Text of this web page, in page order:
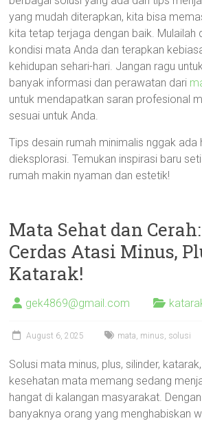
yang mudah diterapkan, kita bisa
kita tetap terjaga dengan baik. Mulailah
kondisi mata Anda dan terapkan
kehidupan sehari-hari. Jangan ragu
banyak informasi dan perawatan dari
untuk mendapatkan saran profesional
sesuai untuk Anda.
Tips desain rumah minimalis nggak ada
dieksplorasi. Temukan inspirasi baru
rumah makin nyaman dan estetik!
Mata Sehat dan
Cerdas Atasi Minus,
Katarak!
gek4869@gmail.com
August 6, 2025 mata, minus, solusi
Solusi mata minus, plus, silinder,
kesehatan mata memang sedang
hangat di kalangan masyarakat.
banyaknya orang yang menghabiskan